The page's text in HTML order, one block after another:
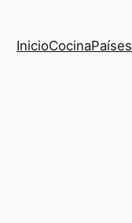
InicioCocinaPaíses